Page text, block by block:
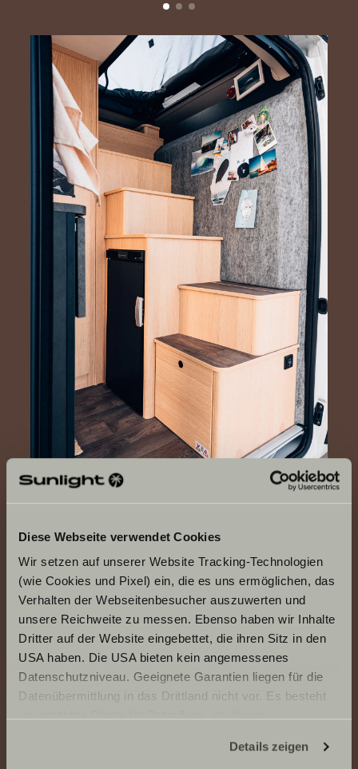
Diese Webseite verwendet Cookies
Wir setzen auf unserer Website Tracking-Technologien
(wie Cookies und Pixel) ein, die es uns ermöglichen, das
Verhalten der Webseitenbesucher auszuwerten und
unsere Reichweite zu messen. Ebenso haben wir Inhalte
Dritter auf der Website eingebettet, die ihren Sitz in den
USA haben. Die USA bieten kein angemessenes
Datenschutzniveau. Geeignete Garantien liegen für die
Datenübermittlung in das Drittland nicht vor. Es besteht
zustehen. Eingesetzte Dienstleister können Daten für
Details zeigen